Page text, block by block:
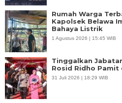
Rumah Warga
Kapolsek Belawa
Bahaya Listrik
1 Agustus 2026 | 15:45 WIB
Tinggalkan
Rosid Ridho
31 Juli 2026 | 18:29 WIB